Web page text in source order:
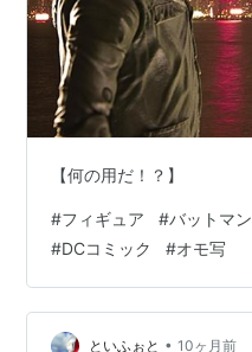
【何の用だ！？】
#フィギュア #バットマン
#DCコミック #オモ写
といふぉと • 10ヶ月前